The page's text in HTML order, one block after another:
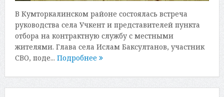
В Кумторкалинском районе состоялась встреча
руководства села Учкент и представителей пункта
отбора на контрактную службу с местными
жителями. Глава села Ислам Баксултанов, участник
СВО, поде... Подробнее